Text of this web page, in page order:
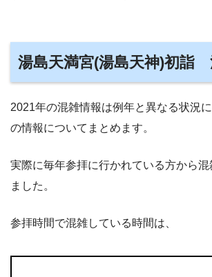
湯島天満宮(湯島天神)初詣
2021年の混雑情報は例年と異なる状況
の情報についてまとめます。
実際に毎年参拝に行かれている方から
ました。
参拝時間で混雑している時間は、